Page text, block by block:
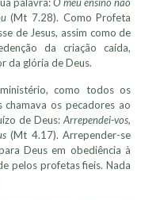
(Mt 7.28). Como Profeta
de Jesus, assim como de
da criação caída,
da glória de Deus.
como todos os
os pecadores ao
de Deus:Arrependei-vos,
(Mt 4.17). Arrepender-se
Deus em obediência à
pelos profetas fieis. Nada